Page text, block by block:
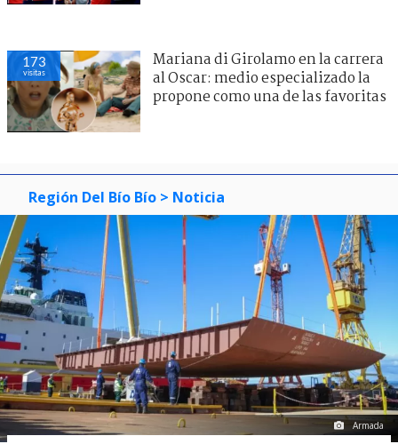
173
visitas
Mariana di Girolamo en la carrera
al Oscar: medio especializado la
propone como una de las favoritas
Región Del Bío Bío > Noticia
Armada